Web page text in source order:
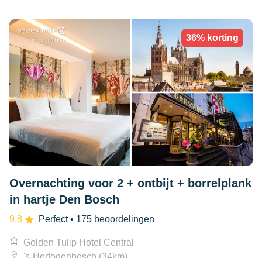
36% korting
Overnachting voor 2 + ontbijt + borrelplank
in hartje Den Bosch
9.8 Perfect• 175 beoordelingen
Golden Tulip Hotel Central